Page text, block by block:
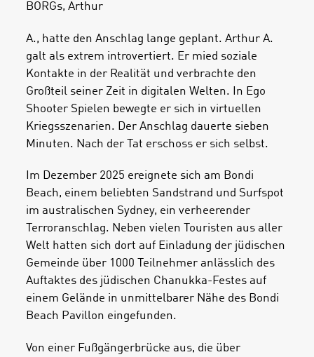
BORGs, Arthur
A., hatte den Anschlag lange geplant. Arthur A.
galt als extrem introvertiert. Er mied soziale
Kontakte in der Realität und verbrachte den
Großteil seiner Zeit in digitalen Welten. In Ego
Shooter Spielen bewegte er sich in virtuellen
Kriegsszenarien. Der Anschlag dauerte sieben
Minuten. Nach der Tat erschoss er sich selbst.
Im Dezember 2025 ereignete sich am Bondi
Beach, einem beliebten Sandstrand und Surfspot
im australischen Sydney, ein verheerender
Terroranschlag. Neben vielen Touristen aus aller
Welt hatten sich dort auf Einladung der jüdischen
Gemeinde über 1000 Teilnehmer anlässlich des
Auftaktes des jüdischen Chanukka-Festes auf
einem Gelände in unmittelbarer Nähe des Bondi
Beach Pavillon eingefunden.
Von einer Fußgängerbrücke aus, die über